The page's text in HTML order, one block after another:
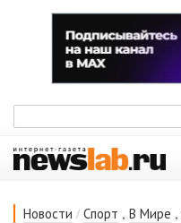
Новости / Спорт , В Мире ,